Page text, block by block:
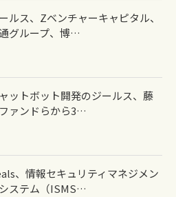
ルス、Zベンチャーキャピタル、
グループ、博…
ットボット開発のジールス、藤
ァンドらから3…
、情報セキュリティマネジメン
ステム（ISMS…